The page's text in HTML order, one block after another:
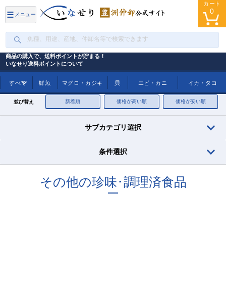
メニュー
カート
0
商品の購入で、送料ポイントが貯まる！
いなせり送料ポイントについて
すべて 鮮魚 マグロ・カジキ 貝 エビ・カニ イカ・タコ
トップ その他の珍味･調理済食品
並び替え 新着順 価格が高い順 価格が安い順
サブカテゴリ選択
条件選択
その他の珍味･調理済食品